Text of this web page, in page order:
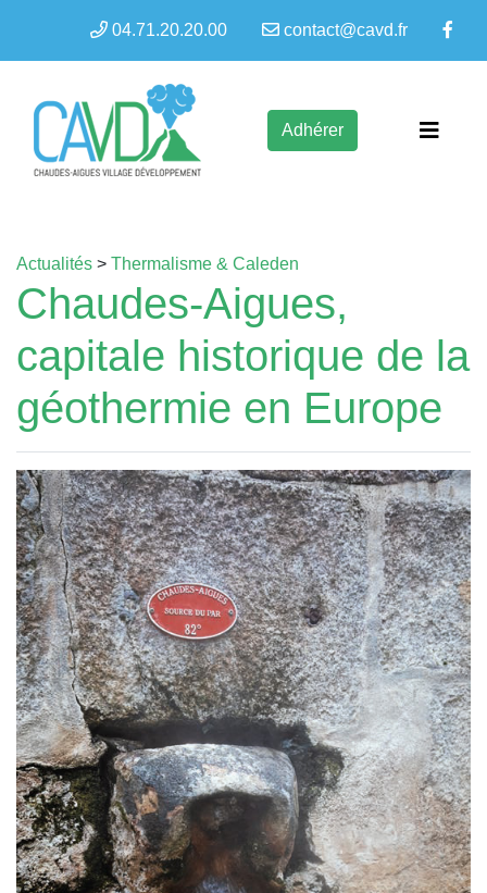
04.71.20.20.00 contact@cavd.fr
Adhérer
Actualités > Thermalisme & Caleden
Chaudes-Aigues,
capitale historique de la
géothermie en Europe